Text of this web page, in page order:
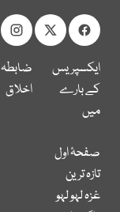
ایکسپریس
کے بارے
میں
ضابطہ
اخلاق
صفحۂ اول
تازہ ترین
غزہ لہو لہو